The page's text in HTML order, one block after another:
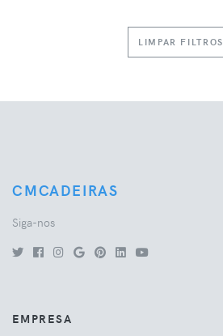
LIMPAR FILTROS
CMCADEIRAS
Siga-nos
EMPRESA